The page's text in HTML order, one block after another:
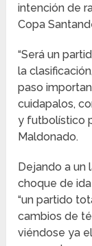
intención de
Copa
“Será un
la
paso
cuidapalos,
y futbolístico
Maldonado.
Dejando a un
choque de
“un partido
cambios de
viéndose ya